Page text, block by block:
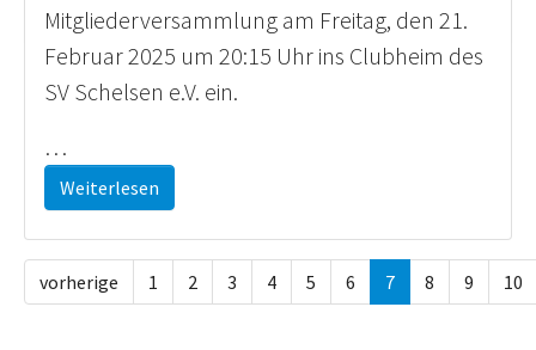
Mitgliederversammlung am Freitag, den 21.
Februar 2025 um 20:15 Uhr ins Clubheim des
SV Schelsen e.V. ein.
…
Weiterlesen
vorherige 1 2 3 4 5 6 7 8 9 10